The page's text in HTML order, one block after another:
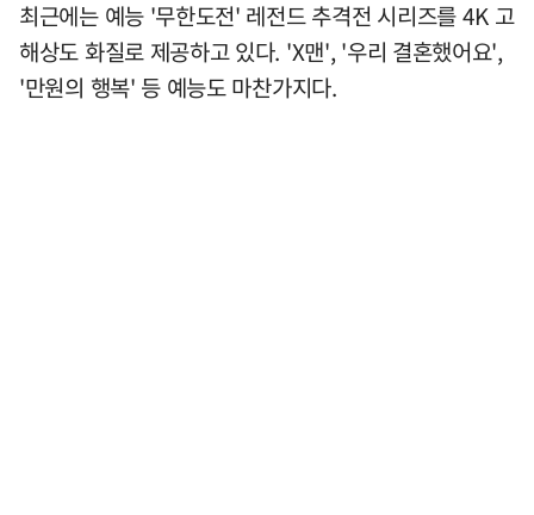
최근에는 예능 '무한도전' 레전드 추격전 시리즈를 4K 고
해상도 화질로 제공하고 있다. 'X맨', '우리 결혼했어요',
'만원의 행복' 등 예능도 마찬가지다.